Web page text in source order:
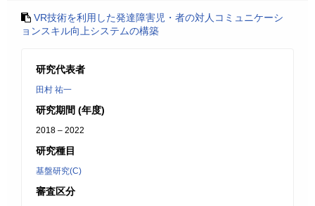
VR技術を利用した発達障害児・者の対人コミュニケーシ
ョンスキル向上システムの構築
研究代表者
田村 祐一
研究期間 (年度)
2018 – 2022
研究種目
基盤研究(C)
審査区分